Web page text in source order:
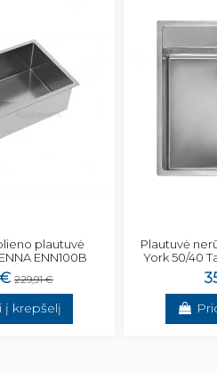
plautuvė
ENN100B
229,91 €
į krepšelį
Plautuvė
York 50/40